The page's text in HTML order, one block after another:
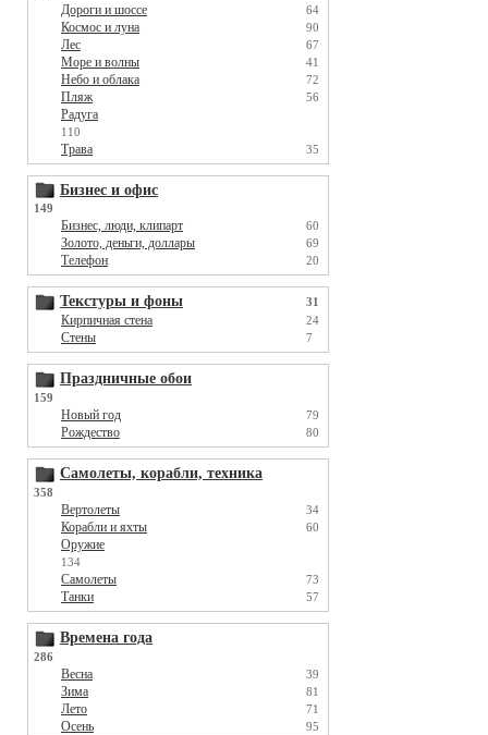
Дороги и шоссе 64
Космос и луна 90
Лес 67
Море и волны 41
Небо и облака 72
Пляж 56
Радуга
110
Трава 35
Бизнес и офис
149
Бизнес, люди, клипарт 60
Золото, деньги, доллары 69
Телефон 20
Текстуры и фоны 31
Кирпичная стена 24
Стены 7
Праздничные обои
159
Новый год 79
Рождество 80
Самолеты, корабли, техника
358
Вертолеты 34
Корабли и яхты 60
Оружие
134
Самолеты 73
Танки 57
Времена года
286
Весна 39
Зима 81
Лето 71
Осень 95